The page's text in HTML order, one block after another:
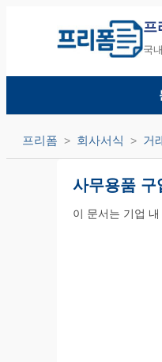
프
국
프리폼 회사서식 거
사무용품 구
이 문서는 기업